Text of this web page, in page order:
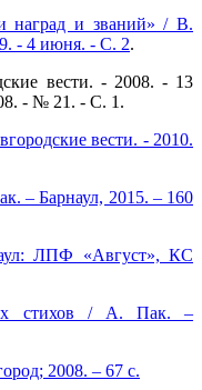
наград и званий» / В.
- 4 июня. - С. 2.
вести. - 2008. - 13
- № 21. - С. 1.
вести. - 2010.
– Барнаул, 2015. – 160
ЛПФ «Август», КС
стихов / А. Пак. –
2008. – 67 с.